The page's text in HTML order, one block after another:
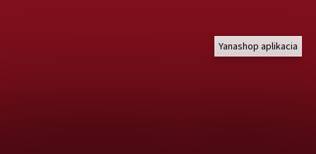
Yanashop aplikacia